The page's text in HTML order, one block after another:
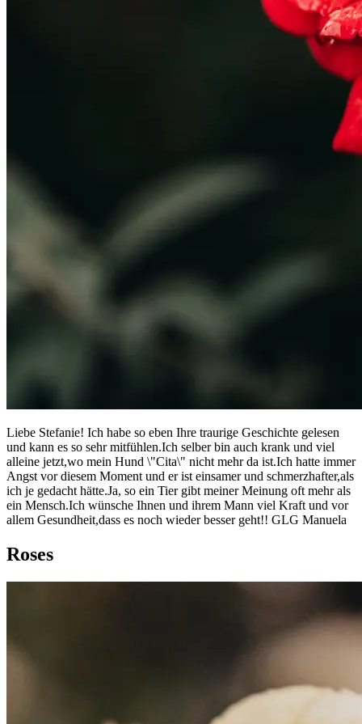
Liebe Stefanie! Ich habe so eben Ihre traurige Geschichte gelesen
und kann es so sehr mitfühlen.Ich selber bin auch krank und viel
alleine jetzt,wo mein Hund \"Cita\" nicht mehr da ist.Ich hatte immer
Angst vor diesem Moment und er ist einsamer und schmerzhafter,als
ich je gedacht hätte.Ja, so ein Tier gibt meiner Meinung oft mehr als
ein Mensch.Ich wünsche Ihnen und ihrem Mann viel Kraft und vor
allem Gesundheit,dass es noch wieder besser geht!! GLG Manuela
Roses